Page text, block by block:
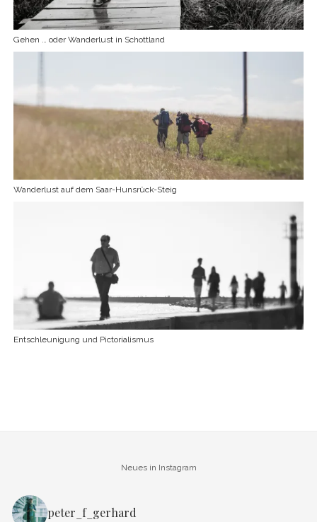
Gehen … oder Wanderlust in Schottland
Wanderlust auf dem Saar-Hunsrück-Steig
Entschleunigung und Pictorialismus
Neues in Instagram
peter_f_gerhard